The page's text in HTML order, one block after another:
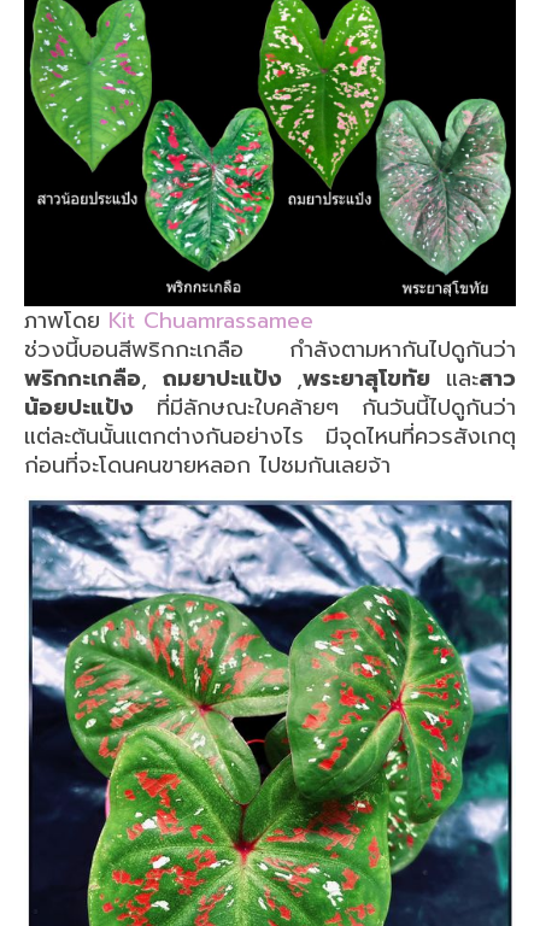
ภาพโดย Kit Chuamrassamee
ช่วงนี้บอนสีพริกกะเกลือ กำลังตามหากันไปดูกันว่า
พริกกะเกลือ​, ถมยาปะแป้ง,พระยาสุโขทัย และสาว
น้อยปะแป้ง ที่มีลักษณะใบคล้ายๆ กันวันนี้ไปดูกันว่า
แต่ละต้นนั้นแตกต่างกันอย่างไร มีจุดไหนที่ควรสังเกตุ
ก่อนที่จะโดนคนขายหลอก ไปชมกันเลยจ้า